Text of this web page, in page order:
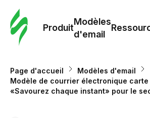
Produit
Modèles
d'email
Page d'accueil
Modèles d'email
Modèle de courrier électronique carte
«Savourez chaque instant» pour le